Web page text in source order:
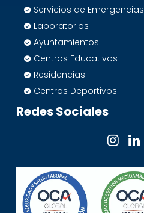
Servicios de Emergencias
Laboratorios
Ayuntamientos
Centros Educativos
Residencias
Centros Deportivos
Redes Sociales